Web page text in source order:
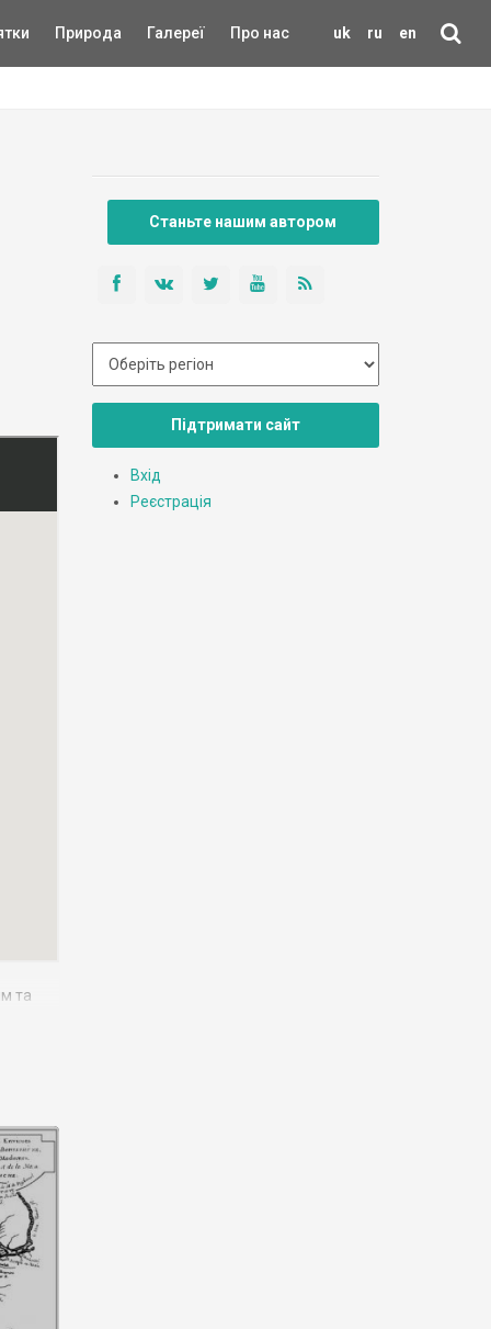
uk ru en
Природа Галереї Про нас
та
Станьте нашим автором
Підтримати сайт
Вхід
Реєстрація